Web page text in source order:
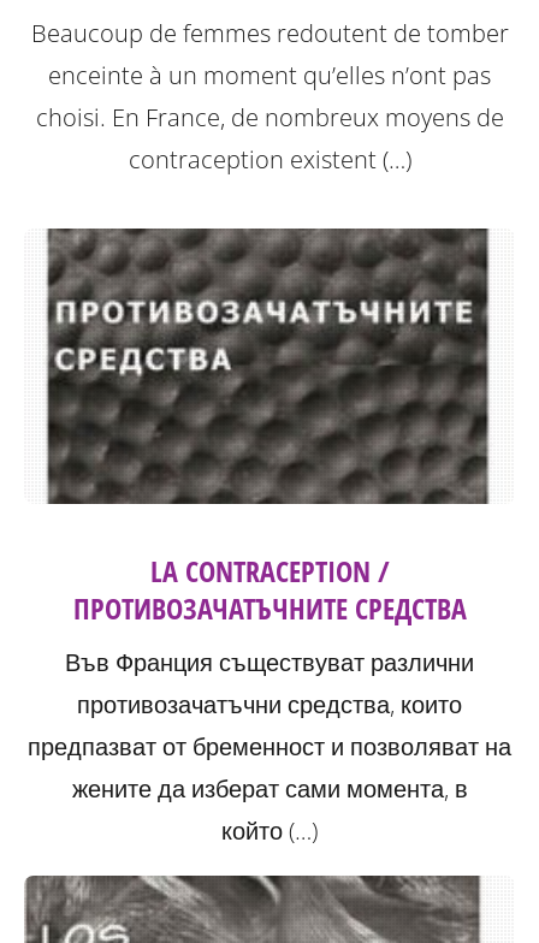
Beaucoup de femmes redoutent de tomber
enceinte à un moment qu’elles n’ont pas
choisi. En France, de nombreux moyens de
contraception existent (…)
LA CONTRACEPTION /
ПРОТИВОЗАЧАТЪЧНИТЕ СРЕДСТВА
Във Франция съществуват различни
противозачатъчни средства, които
предпазват от бременност и позволяват на
жените да изберат сами момента, в
който (…)